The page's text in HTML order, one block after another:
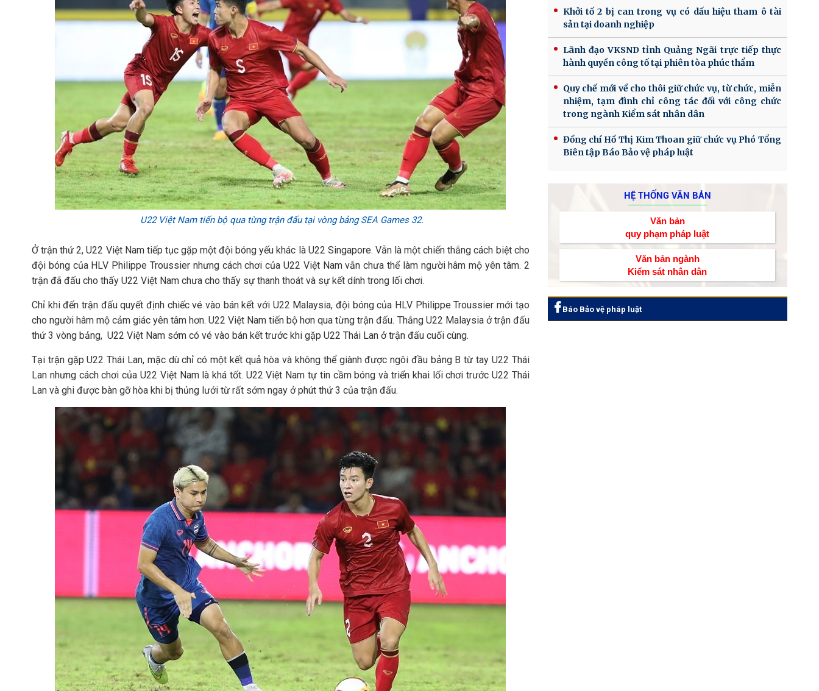
U22 Việt Nam tiến bộ qua từng trận đấu tại vòng bảng SEA Games 32.
Ở trận thứ 2, U22 Việt Nam tiếp tục gặp một đội bóng yếu khác là U22 Singapore. Vẫn là một chiến thắng cách biệt cho
đội bóng của HLV Philippe Troussier nhưng cách chơi của U22 Việt Nam vẫn chưa thể làm người hâm mộ yên tâm. 2
trận đã đấu cho thấy U22 Việt Nam chưa cho thấy sự thanh thoát và sự kết dính trong lối chơi.
Chỉ khi đến trận đấu quyết định chiếc vé vào bán kết với U22 Malaysia, đội bóng của HLV Philippe Troussier mới tạo
cho người hâm mộ cảm giác yên tâm hơn. U22 Việt Nam tiến bộ hơn qua từng trận đấu. Thắng U22 Malaysia ở trận đấu
thứ 3 vòng bảng, U22 Việt Nam sớm có vé vào bán kết trước khi gặp U22 Thái Lan ở trận đấu cuối cùng.
Tại trận gặp U22 Thái Lan, mặc dù chỉ có một kết quả hòa và không thể giành được ngôi đầu bảng B từ tay U22 Thái
Lan nhưng cách chơi của U22 Việt Nam là khá tốt. U22 Việt Nam tự tin cầm bóng và triển khai lối chơi trước U22 Thái
Lan và ghi được bàn gỡ hòa khi bị thủng lưới từ rất sớm ngay ở phút thứ 3 của trận đấu.
Khởi tố 2 bị can trong vụ có dấu hiệu tham ô tài
sản tại doanh nghiệp
Lãnh đạo VKSND tỉnh Quảng Ngãi trực tiếp thực
hành quyền công tố tại phiên tòa phúc thẩm
Quy chế mới về cho thôi giữ chức vụ, từ chức, miễn
nhiệm, tạm đình chỉ công tác đối với công chức
trong ngành Kiểm sát nhân dân
Đồng chí Hồ Thị Kim Thoan giữ chức vụ Phó Tổng
Biên tập Báo Bảo vệ pháp luật
HỆ THỐNG VĂN BẢN
Văn bản
quy phạm pháp luật
Văn bản ngành
Kiểm sát nhân dân
Báo Bảo vệ pháp luật